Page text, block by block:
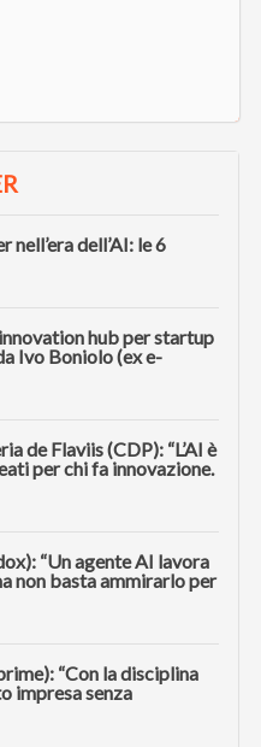
nell’era dell’AI: le 6
hub per startup
Ivo Boniolo (ex e-
de Flaviis (CDP): “L’AI è
per chi fa innovazione.
“Un agente AI lavora
non basta ammirarlo per
“Con la disciplina
impresa senza